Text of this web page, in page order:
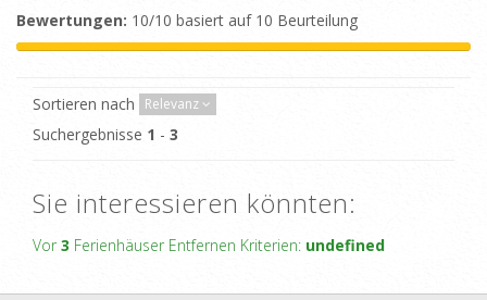
Bewertungen: 10/10 basiert auf 10 Beurteilung
Sortieren nach Relevanz
Suchergebnisse 1 - 3
Sie interessieren könnten:
Vor 3 Ferienhäuser Entfernen Kriterien: undefined